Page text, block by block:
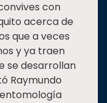
con
acerca de
que a veces
y ya traen
se desarrollan
Raymundo